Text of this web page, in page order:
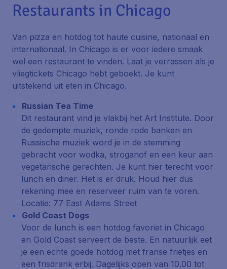
Restaurants in Chicago
Van pizza en hotdog tot haute cuisine, nationaal en
internationaal. In Chicago is er voor iedere smaak
wel een restaurant te vinden. Laat je verrassen als je
vliegtickets Chicago hebt geboekt. Je kunt
uitstekend uit eten in Chicago.
Russian Tea Time
Dit restaurant vind je vlakbij het Art Institute. Door
de gedempte muziek, ronde rode banken en
Russische muziek word je in de stemming
gebracht voor wodka, stroganof en een keur aan
vegetarische gerechten. Je kunt hier terecht voor
lunch en diner. Het is er druk. Houd hier dus
rekening mee en reserveer ruim van te voren.
Locatie: 77 East Adams Street
Gold Coast Dogs
Voor de lunch is een hotdog favoriet in Chicago
en Gold Coast serveert de beste. En natuurlijk eet
je een echte goede hotdog met franse frietjes en
een frisdrank erbij. Dagelijks open van 10.00 tot